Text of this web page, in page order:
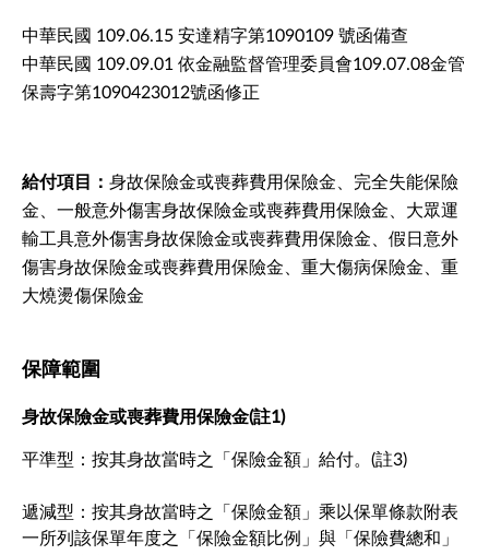
中華民國 109.06.15 安達精字第1090109 號函備查
中華民國 109.09.01 依金融監督管理委員會109.07.08金管
保壽字第1090423012號函修正
給付項目： 身故保險金或喪葬費用保險金、完全失能保險
金、一般意外傷害身故保險金或喪葬費用保險金、大眾運
輸工具意外傷害身故保險金或喪葬費用保險金、假日意外
傷害身故保險金或喪葬費用保險金、重大傷病保險金、重
大燒燙傷保險金
保障範圍
身故保險金或喪葬費用保險金(註1)
平準型：按其身故當時之「保險金額」給付。(註3)
遞減型：按其身故當時之「保險金額」乘以保單條款附表
一所列該保單年度之「保險金額比例」與「保險費總和」